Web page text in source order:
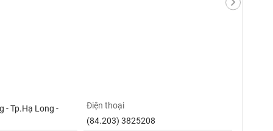
- Tp.Hạ Long -
Điện thoại
(84.203) 3825208